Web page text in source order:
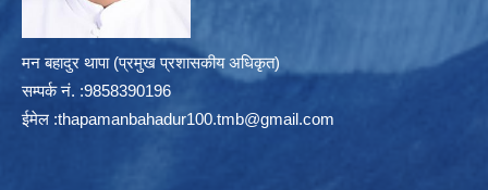
मन बहादुर थापा (प्रमुख प्रशासकीय अधिकृत)
सम्पर्क न‌ं. :9858390196
ईमेल :thapamanbahadur100.tmb@gmail.com